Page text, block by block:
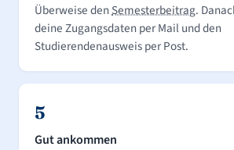
Überweise denSemesterbeitrag.
deine Zugangsdaten per Mail und den
Studierendenausweis per Post.
5
Gut ankommen